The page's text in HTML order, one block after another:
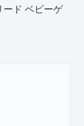
ド ベビーゲ